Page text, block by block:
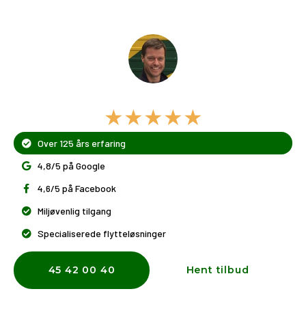
★★★★★
Over 125 års erfaring
4,8/5 på Google
4,6/5 på Facebook
Miljøvenlig tilgang
Specialiserede flytteløsninger
45 42 00 40 Hent tilbud